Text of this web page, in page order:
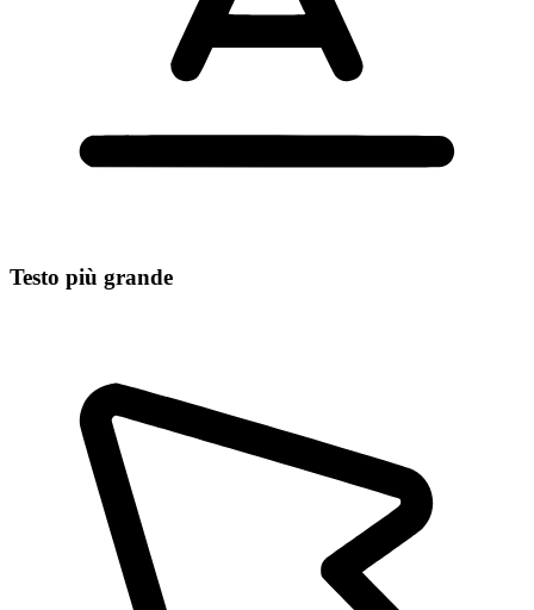
Testo più grande